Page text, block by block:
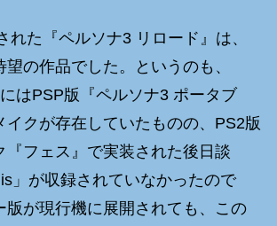
れた『ペルソナ3 リロード』は、
望の作品でした。というのも、
にはPSP版『ペルソナ3 ポータブ
イクが存在していたものの、PS2版
『フェス』で実装された後日談
」が収録されていなかったので
版が現行機に展開されても、この